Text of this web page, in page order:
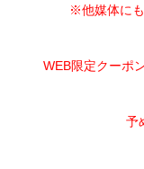
※他媒体にも
WEB限定クーポ
予